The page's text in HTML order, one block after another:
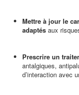
Mettre à jour le
adaptés aux
Prescrire un
antalgiques,
d’interaction avec